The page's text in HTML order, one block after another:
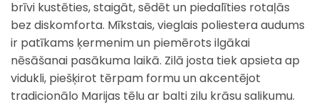
brīvi kustēties, staigāt, sēdēt un piedalīties rotaļās
bez diskomforta. Mīkstais, vieglais poliestera audums
ir patīkams ķermenim un piemērots ilgākai
nēsāšanai pasākuma laikā. Zilā josta tiek apsieta ap
vidukli, piešķirot tērpam formu un akcentējot
tradicionālo Marijas tēlu ar balti zilu krāsu salikumu.